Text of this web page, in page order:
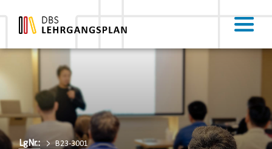
LgNr.: B23-3001